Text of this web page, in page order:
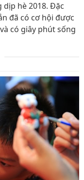
dịp hè 2018. Đặc
đã có cơ hội được
có giây phút sống